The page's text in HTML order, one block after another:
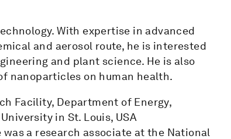
With expertise in advanced
and aerosol route, he is interested
and plant science. He is also
nanoparticles on human health.
Facility, Department of Energy,
in St. Louis, USA
a research associate at the National